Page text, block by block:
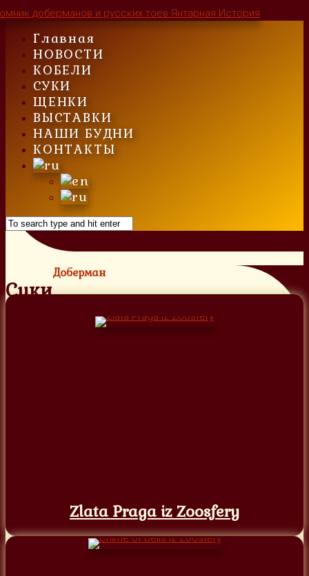
Skip
contentГлавная
НОВОСТИ
КОБЕЛИ
СУКИ
ЩЕНКИ
ВЫСТАВКИ
НАШИ БУДНИ
КОНТАКТЫ
Суки
Доберман
Zlata Praga iz Zoosfery